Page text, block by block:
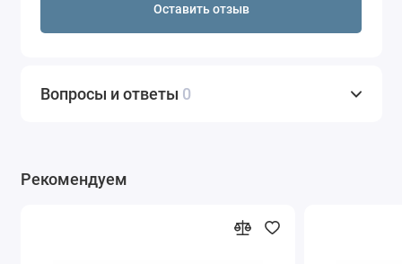
Оставить отзыв
Вопросы и ответы 0
Рекомендуем